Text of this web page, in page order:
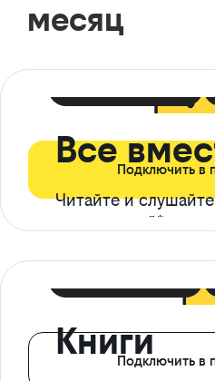
месяц
Все
Читайте и
ограничений*
Подключить в
КнигиПодключить в